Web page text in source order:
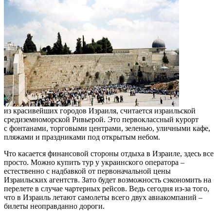
из красивейших городов Израиля, считается израильской
средиземноморской Ривьерой. Это первоклассный курорт
с фонтанами, торговыми центрами, зеленью, уличными кафе,
пляжами и праздниками под открытым небом.
Что касается финансовой стороны отдыха в Израиле, здесь все
просто. Можно купить тур у украинского оператора –
естественно с надбавкой от первоначальной цены
Израильских агентств. Зато будет возможность сэкономить на
перелете в случае чартерных рейсов. Ведь сегодня из-за того,
что в Израиль летают самолеты всего двух авиакомпаний –
билеты неоправданно дороги.